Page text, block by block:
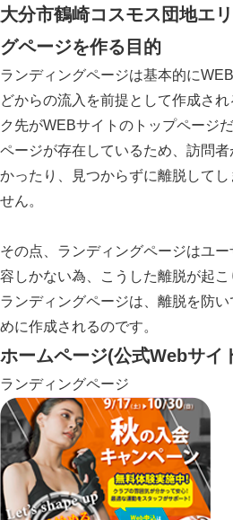
大分市鶴崎コスモス団地エ
グページを作る目的
ランディングページは基本的に
どからの流入を前提として作成さ
ク先がWEBサイトのトップページ
ページが存在しているため、訪問
かったり、見つからずに離脱して
せん。
その点、ランディングページはユ
容しかない為、こうした離脱が起
ランディングページは、離脱を防
めに作成されるのです。
ホームページ(公式Webサイ
ランディングページ